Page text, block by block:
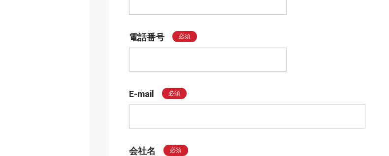
電話番号 必須
E-mail 必須
会社名 必須